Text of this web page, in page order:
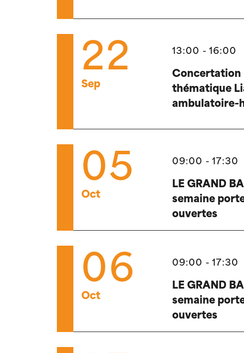
22
Sep
13:00 - 16:00
Concertation
thématique
ambulatoire-
05
Oct
09:00 - 17:30
LE GRAND
semaine
ouvertes
06
Oct
09:00 - 17:30
LE GRAND
semaine
ouvertes